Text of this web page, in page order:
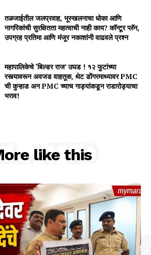
तळजाईतील जलप्रवाह, भूस्खलनाचा धोका आणि
नागरिकांची सुरक्षितता महत्वाची नाही काय? कॉन्टूर प्लॅन,
उपग्रह प्रतिमा आणि मंजूर नकाशांनी वाढवले प्रश्न
महापालिकेचे ‘बिल्डर राज’ उघड ! १२ फुटांच्या
रस्त्यावरून अवजड वाहतूक, थेट डोंगरमाथ्यावर PMC
ची कुऱ्हाड अन PMC च्याच गाड्यांकडून राडारोड्याचा
भराव!
like this